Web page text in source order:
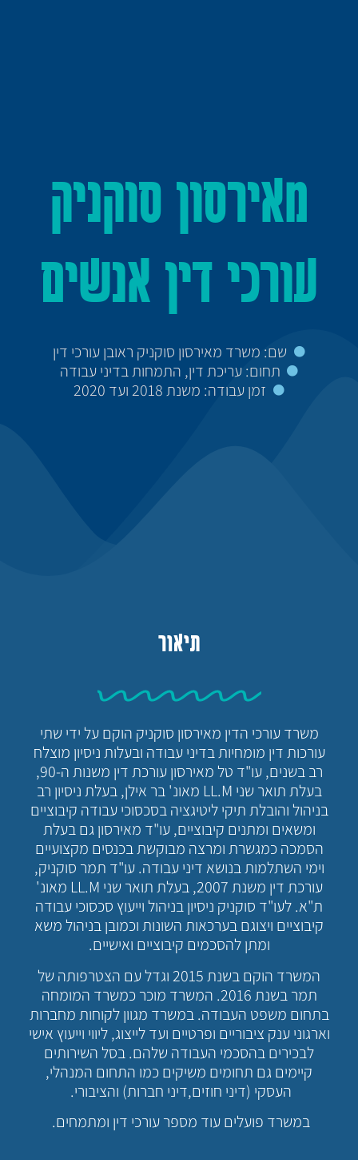
מאירסון סוקניק
עורכי דין אנשים
שם: משרד מאירסון סוקניק ראובן עורכי דין
תחום: עריכת דין, התמחות בדיני עבודה
זמן עבודה: משנת 2018 ועד 2020
תיאור
משרד עורכי הדין מאירסון סוקניק הוקם על ידי שתי
עורכות דין מומחיות בדיני עבודה ובעלות ניסיון מוצלח
רב בשנים, עו"ד טל מאירסון עורכת דין משנות ה-90,
בעלת תואר שני LL.M מאונ' בר אילן, בעלת ניסיון רב
בניהול והובלת תיקי ליטיגציה בסכסוכי עבודה קיבוציים
ומשאים ומתנים קיבוציים, עו"ד מאירסון גם בעלת
הסמכה כמגשרת ומרצה מבוקשת בכנסים מקצועיים
וימי השתלמות בנושא דיני עבודה. עו"ד תמר סוקניק,
עורכת דין משנת 2007, בעלת תואר שני LL.M מאונ'
ת"א. לעו"ד סוקניק ניסיון בניהול וייעוץ סכסוכי עבודה
קיבוציים ויצוגם בערכאות השונות וכמובן בניהול משא
ומתן להסכמים קיבוציים ואישיים.
המשרד הוקם בשנת 2015 וגדל עם הצטרפותה של
תמר בשנת 2016. המשרד מוכר כמשרד המומחה
בתחום משפט העבודה. במשרד מגוון לקוחות מחברות
וארגוני ענק ציבוריים ופרטיים ועד לייצוג, ליווי וייעוץ אישי
לבכירים בהסכמי העבודה שלהם. בסל השירותים
קיימים גם תחומים משיקים כמו התחום המנהלי,
העסקי (דיני חוזים,דיני חברות) והציבורי.
במשרד פועלים עוד מספר עורכי דין ומתמחים.